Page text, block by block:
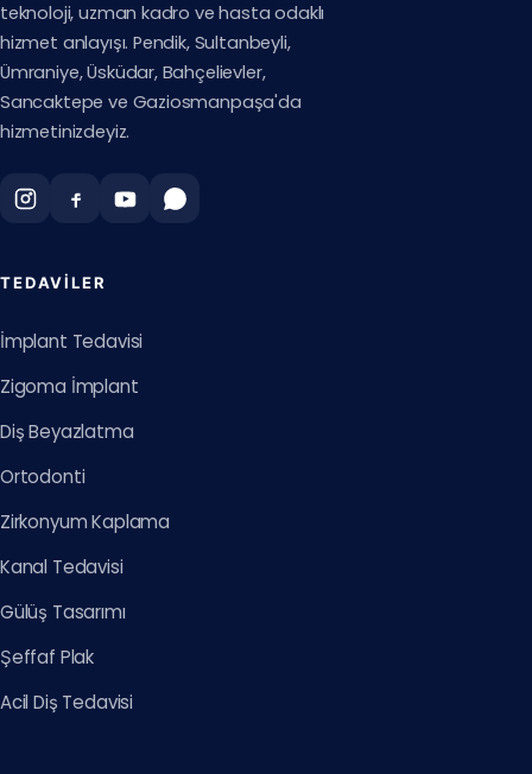
teknoloji, uzman kadro ve hasta odaklı
hizmet anlayışı. Pendik, Sultanbeyli,
Ümraniye, Üsküdar, Bahçelievler,
Sancaktepe ve Gaziosmanpaşa'da
hizmetinizdeyiz.
TEDAVILER
İmplant Tedavisi
Zigoma İmplant
Diş Beyazlatma
Ortodonti
Zirkonyum Kaplama
Kanal Tedavisi
Gülüş Tasarımı
Şeffaf Plak
Acil Diş Tedavisi